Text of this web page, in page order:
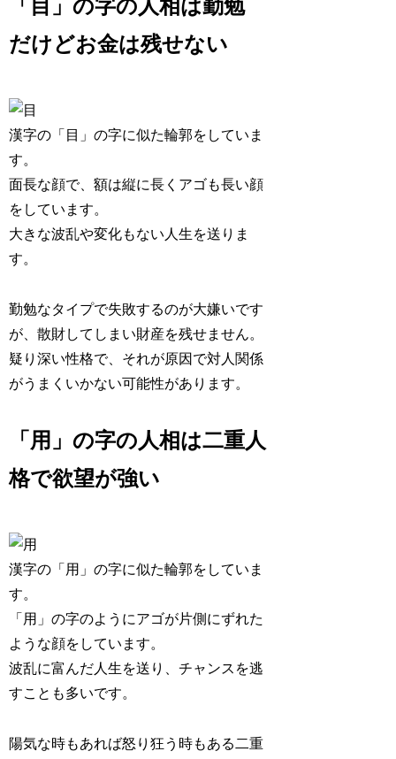
「目」の字の人相は勤勉
だけどお金は残せない
漢字の「目」の字に似た輪郭をしていま
す。
面長な顔で、額は縦に長くアゴも長い顔
をしています。
大きな波乱や変化もない人生を送りま
す。
勤勉なタイプで失敗するのが大嫌いです
が、散財してしまい財産を残せません。
疑り深い性格で、それが原因で対人関係
がうまくいかない可能性があります。
「用」の字の人相は二重人
格で欲望が強い
漢字の「用」の字に似た輪郭をしていま
す。
「用」の字のようにアゴが片側にずれた
ような顔をしています。
波乱に富んだ人生を送り、チャンスを逃
すことも多いです。
陽気な時もあれば怒り狂う時もある 二重